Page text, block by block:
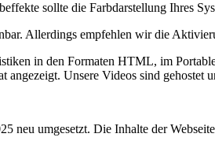
sollte die Farbdarstellung Ihres
Allerdings empfehlen wir die
in den Formaten HTML, im
Unsere Videos sind gehostet
neu umgesetzt. Die Inhalte der